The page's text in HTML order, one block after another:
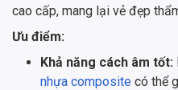
cao cấp, mang lại vẻ đẹp
Ưu điểm:
Khả năng cách âm tốt:
nhựa composite có thể